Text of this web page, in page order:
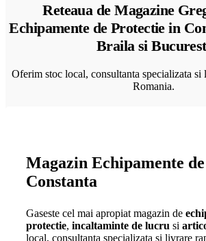
Reteaua de Magazine
Echipamente de Protectie in
Braila si
Oferim stoc local, consultanta specializata si
Romania.
Magazin Echipamente
Constanta
Gaseste cel mai apropiat magazin de
protectie,incaltaminte de lucru si
local, consultanta specializata si livrare